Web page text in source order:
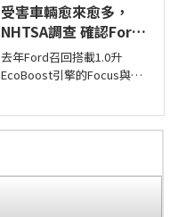
亮相，近日smart就透過壁畫
公布#2量產版樣貌。
受害車輛愈來愈多，
NHTSA調查 確認Ford
1.0升EcoBoost引擎正
時皮帶會產生碎屑導致
去年Ford召回搭載1.0升
EcoBoost引擎的Focus與
進入調查，之後甚至還擴大